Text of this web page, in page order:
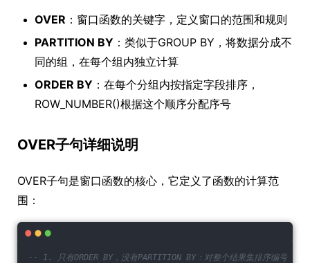
OVER ：窗口函数的关键字，定义窗口的范围和规则
PARTITION BY ：类似于GROUP BY，将数据分成不
同的组，在每个组内独立计算
ORDER BY ：在每个分组内按指定字段排序，
ROW_NUMBER()根据这个顺序分配序号
OVER子句详细说明
OVER子句是窗口函数的核心，它定义了函数的计算范
围：
-- 1. 只有ORDER BY，没有PARTITION BY：对整个结果集排序编号